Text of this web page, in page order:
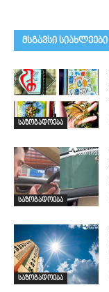
მსგავსი სიახლეები
საზოგადოება
საზოგადოება
საზოგადოება